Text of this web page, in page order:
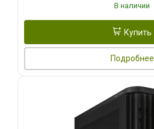
В наличии
Купить
Подробнее